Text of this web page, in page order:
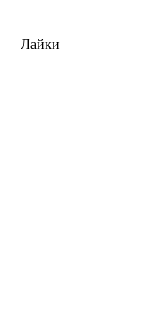
Лайки